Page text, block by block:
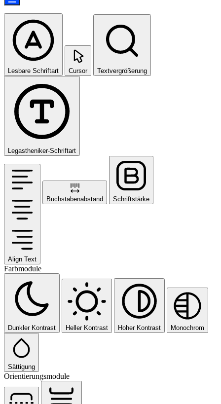
Lesbare Schriftart Cursor Textvergrößerung
Legastheniker-Schriftart
Align Text
Buchstabenabstand Schriftstärke
Farbmodule
Dunkler Kontrast Heller Kontrast Hoher Kontrast Monochrom
Sättigung
Orientierungsmodule